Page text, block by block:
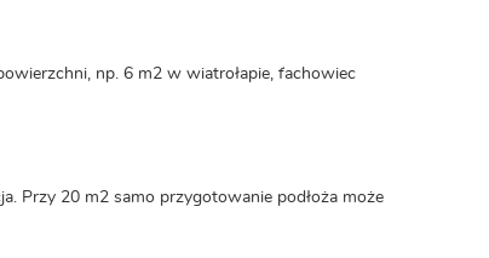
np. 6 m2 w wiatrołapie, fachowiec
Przy 20 m2 samo przygotowanie podłoża może